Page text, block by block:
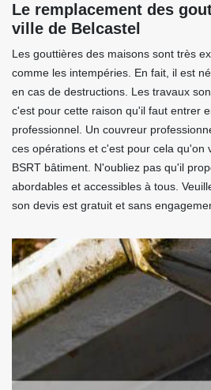
Le remplacement des
ville de Belcastel
Les gouttières des maisons sont très
comme les intempéries. En fait, il est
en cas de destructions. Les travaux
c'est pour cette raison qu'il faut entrer
professionnel. Un couvreur
ces opérations et c'est pour cela qu'on
BSRT bâtiment. N'oubliez pas qu'il
abordables et accessibles à tous.
son devis est gratuit et sans